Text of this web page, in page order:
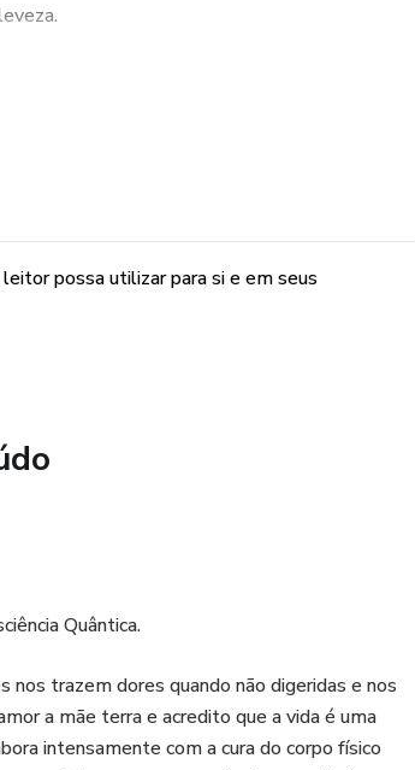
as Constelações Familiares Sistêmicas e
possa utilizar para si e em seus
Quântica.
trazem dores quando não digeridas e nos
a mãe terra e acredito que a vida é uma
intensamente com a cura do corpo físico